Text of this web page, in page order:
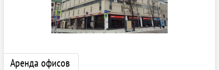
Аренда офисов